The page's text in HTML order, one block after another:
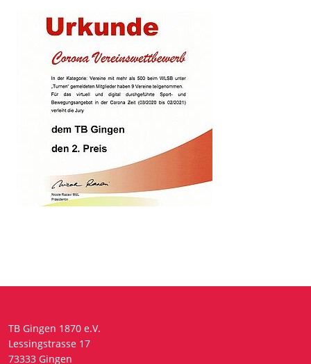
TB Gingen 1870 e.V.
Lessingstrasse 17
73333 Gingen